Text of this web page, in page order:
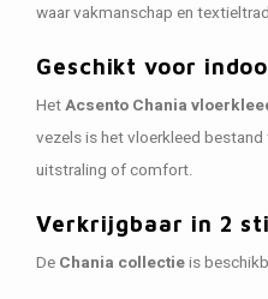
waar vakmanschap en
Geschikt voor
HetAcsento Chania
vezels is het vloerkleed
uitstraling of comfort.
Verkrijgbaar in 2
De Chania collectieis